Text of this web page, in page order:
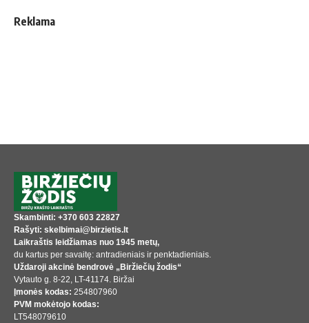
Reklama
Skambinti: +370 603 22827
Rašyti: skelbimai@birzietis.lt
Laikraštis leidžiamas nuo 1945 metų,
du kartus per savaitę: antradieniais ir penktadieniais.
Uždaroji akcinė bendrovė „Biržiečių žodis“
Vytauto g. 8-22, LT-41174. Biržai
Įmonės kodas: 254807960
PVM mokėtojo kodas:
LT548079610